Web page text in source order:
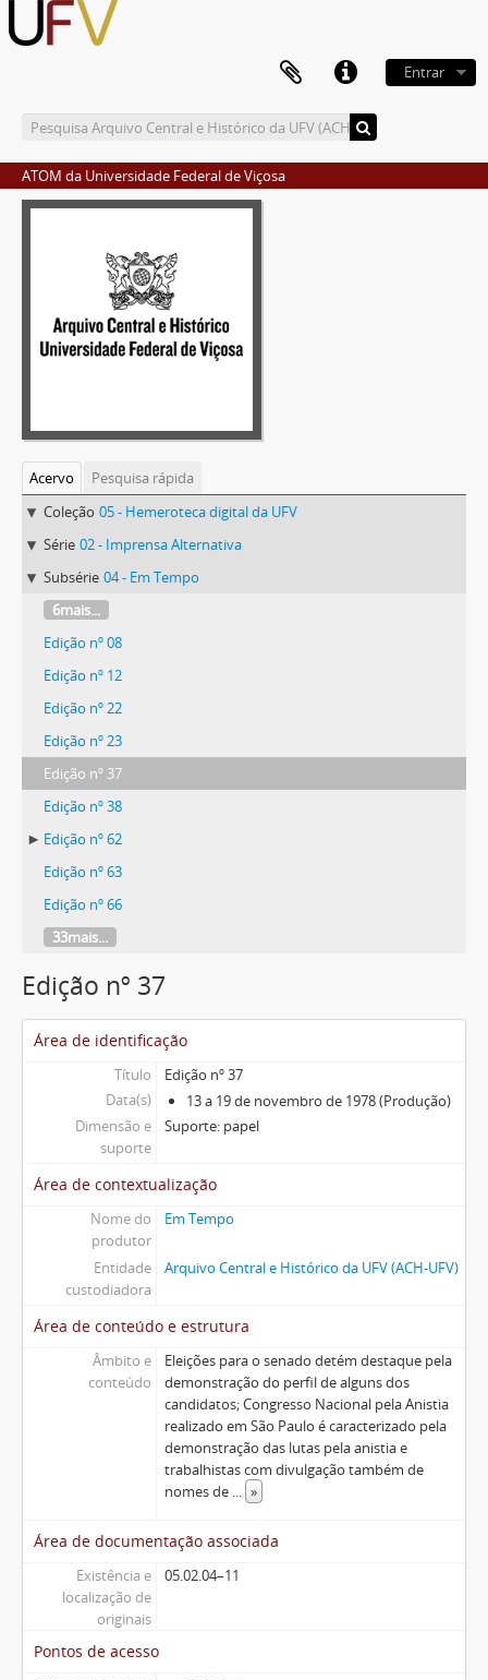
Entrar
ATOM da Universidade Federal de Viçosa
Acervo
Pesquisa rápida
Coleção 05 - Hemeroteca digital da UFV
Série 02 - Imprensa Alternativa
Subsérie 04 - Em Tempo
6mais...
Edição nº 08
Edição nº 12
Edição nº 22
Edição nº 23
Edição nº 37
Edição nº 38
Edição nº 62
Edição nº 63
Edição nº 66
33mais...
Edição nº 37
Área de identificação
Título
Edição nº 37
Data(s)
13 a 19 de novembro de 1978 (Produção)
Dimensão e
suporte
Suporte: papel
Área de contextualização
Nome do
produtor
Em Tempo
Entidade
custodiadora
Arquivo Central e Histórico da UFV (ACH-UFV)
Área de conteúdo e estrutura
Âmbito e
conteúdo
Eleições para o senado detém destaque pela
demonstração do perfil de alguns dos
candidatos; Congresso Nacional pela Anistia
realizado em São Paulo é caracterizado pela
demonstração das lutas pela anistia e
trabalhistas com divulgação também de
nomes de ... »
Área de documentação associada
Existência e
localização de
originais
05.02.04–11
Pontos de acesso